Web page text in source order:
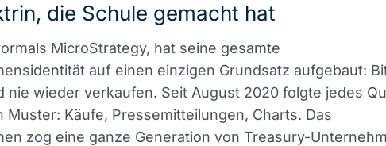
die Schule gemacht hat
MicroStrategy, hat seine gesamte
auf einen einzigen Grundsatz aufgebaut:
nie wieder verkaufen. Seit August 2020 folgte jedes
Muster: Käufe, Pressemitteilungen, Charts. Das
zog eine ganze Generation von Treasury-